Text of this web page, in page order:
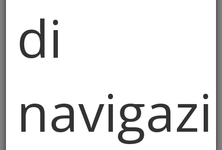
Dopo nove anni di assenza, la tradizionale
gara del palo della cuccagna è tornata a
entusiasmare il pubblico di Almè.
di